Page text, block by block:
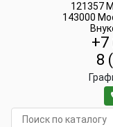
121357
143000
+7
8